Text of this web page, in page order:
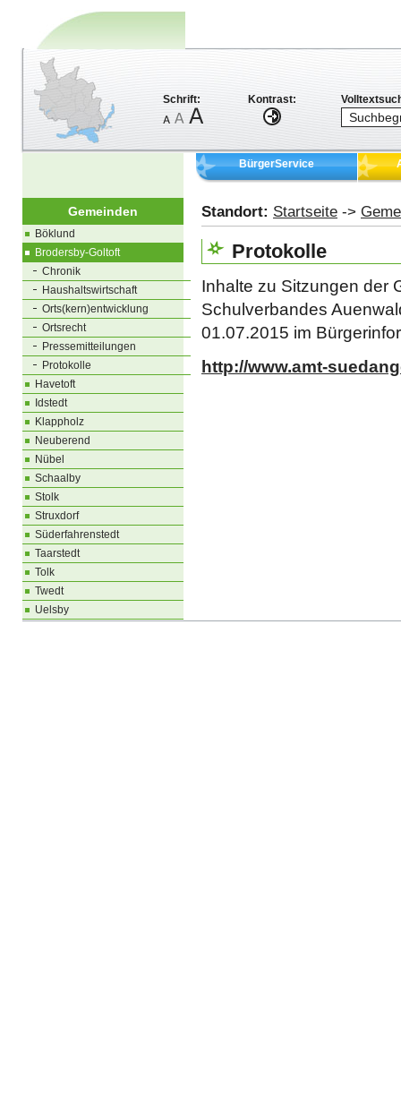
Schrift: Kontrast:
BürgerService
Gemeinden
Böklund
Brodersby-Goltoft
Chronik
Haushaltswirtschaft
Orts(kern)entwicklung
Ortsrecht
Pressemitteilungen
Protokolle
Havetoft
Idstedt
Klappholz
Neuberend
Nübel
Schaalby
Stolk
Struxdorf
Süderfahrenstedt
Taarstedt
Tolk
Twedt
Uelsby
Standort: Startseite ->
Protokolle
Inhalte zu Sitzungen der
Schulverbandes
01.07.2015 im
http://www.amt-